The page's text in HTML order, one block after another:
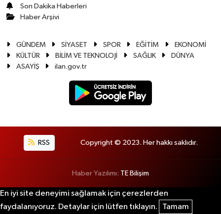
Son Dakika Haberleri
Haber Arşivi
GÜNDEM SİYASET SPOR EĞİTİM
EKONOMİ
KÜLTÜR
BİLİM VE TEKNOLOJİ SAĞLIK
DÜNYA
ASAYİŞ
ilan.gov.tr
RSS Copyright © 2023. Her hakkı saklıdır.
Haber Yazılımı: TE Bilişim
En iyi site deneyimi sağlamak için çerezlerden
faydalanıyoruz. Detaylar için lütfen tıklayın.
Tamam